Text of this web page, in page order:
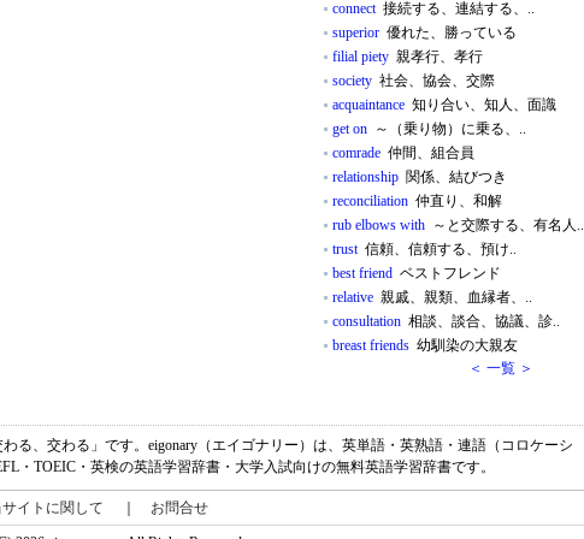
connect接続する、連結する、..
superior 優れた、勝っている
filial piety 親孝行、孝行
society 社会、協会、交際
acquaintance 知り合い、知人、面識
get on ～（乗り物）に乗る、..
comrade 仲間、組合員
relationship 関係、結びつき
reconciliation 仲直り、和解
rub elbows with ～と交際する、有名人..
trust信頼、信頼する、預け..
best friend ベストフレンド
relative 親戚、親類、血縁者、..
consultation 相談、談合、協議、診..
breast friends 幼馴染の大親友
＜ 一覧 ＞
る、交わる」です。eigonary（エイゴナリー）は、英単語・英熟語・連語（コロケーシ
・TOEIC・英検の英語学習辞書・大学入試向けの無料英語学習辞書です。
サイトに関して お問合せ